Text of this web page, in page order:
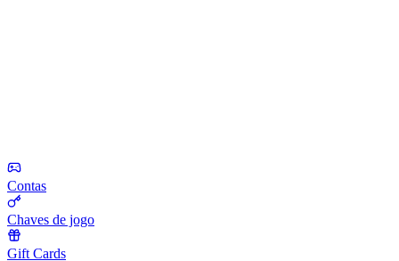
Contas
Chaves de jogo
Gift Cards